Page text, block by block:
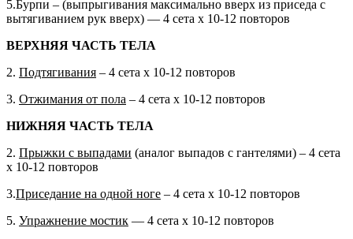
5.Бурпи – (выпрыгивания максимально вверх из приседа с
вытягиванием рук вверх) — 4 сета х 10-12 повторов
ВЕРХНЯЯ ЧАСТЬ ТЕЛА
2. Подтягивания – 4 сета х 10-12 повторов
3. Отжимания от пола – 4 сета х 10-12 повторов
НИЖНЯЯ ЧАСТЬ ТЕЛА
2. Прыжки с выпадами (аналог выпадов с гантелями) – 4 сета
х 10-12 повторов
3.Приседание на одной ноге – 4 сета х 10-12 повторов
5. Упражнение мостик — 4 сета х 10-12 повторов